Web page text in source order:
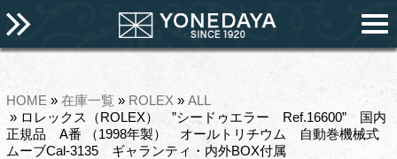
HOME » 在庫一覧 » ROLEX » ALL
» ロレックス（ROLEX） ”シードゥエラー Ref.16600” 国内
正規品 A番 （1998年製） オールトリチウム 自動巻機械式
ムーブCal-3135 ギャランティ・内外BOX付属